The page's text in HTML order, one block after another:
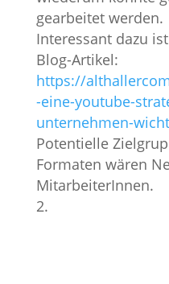
gearbeitet werden.
Interessant dazu
Blog-Artikel:
https://
-eine-youtube-
unternehmen-
Potentielle
Formaten wären
MitarbeiterInnen.